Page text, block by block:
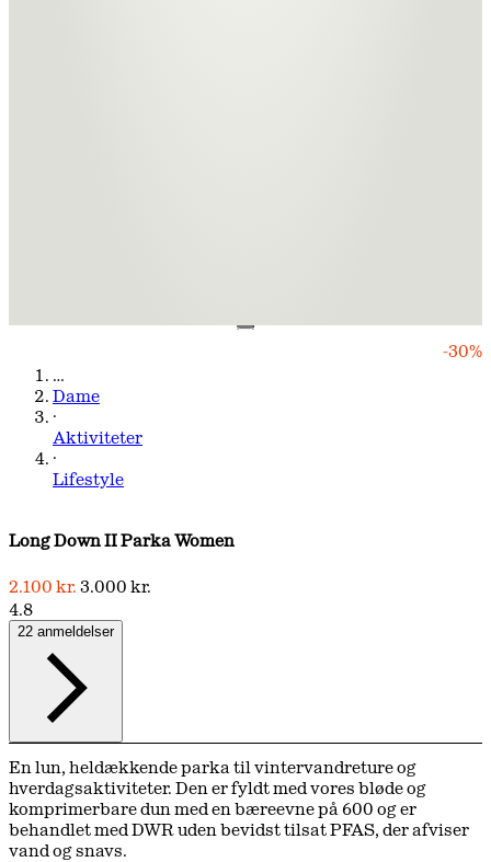
…
Dame
·
Aktiviteter
·
Lifestyle
-30%
Long Down II Parka Women
2.100 kr. 3.000 kr.
4.8
22 anmeldelser
En lun, heldækkende parka til vintervandreture og
hverdagsaktiviteter. Den er fyldt med vores bløde og
komprimerbare dun med en bæreevne på 600 og er
behandlet med DWR uden bevidst tilsat PFAS, der afviser
vand og snavs.